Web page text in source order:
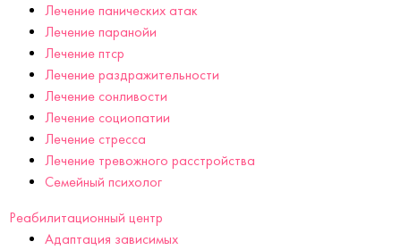
Лечение панических атак
Лечение паранойи
Лечение птср
Лечение раздражительности
Лечение сонливости
Лечение социопатии
Лечение стресса
Лечение тревожного расстройства
Семейный психолог
Реабилитационный центр
Адаптация зависимых